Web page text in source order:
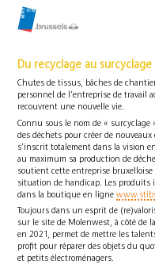
Du recyclage au surcyclage
Chutes de tissus, bâches de
personnel de l’entreprise de travail
recouvrent une nouvelle vie.
Connu sous le nom de «
des déchets pour créer de
s’inscrit totalement dans la vision
au maximum sa production de
soutient cette entreprise bruxelloise
situation de handicap. Les produits
dans la boutique en ligne
Toujours dans un esprit de
sur le site de Molenwest, à côté de
en 2021, permet de mettre les
profit pour réparer des objets du
et petits électroménagers.